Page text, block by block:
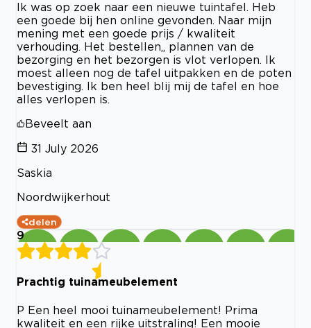
Ik was op zoek naar een nieuwe tuintafel. Heb
een goede bij hen online gevonden. Naar mijn
mening met een goede prijs / kwaliteit
verhouding. Het bestellen,, plannen van de
bezorging en het bezorgen is vlot verlopen. Ik
moest alleen nog de tafel uitpakken en de poten
bevestiging. Ik ben heel blij mij de tafel en hoe
alles verlopen is.
Beveelt aan
31 July 2026
Saskia
Noordwijkerhout
delen
9
Prachtig tuinameubelement
P Een heel mooi tuinameubelement! Prima
kwaliteit en een rijke uitstraling! Een mooie